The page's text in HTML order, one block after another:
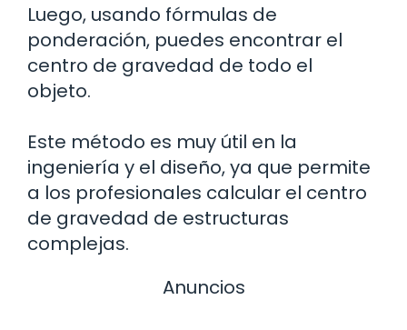
Luego, usando fórmulas de
ponderación, puedes encontrar el
centro de gravedad de todo el
objeto.
Este método es muy útil en la
ingeniería y el diseño, ya que permite
a los profesionales calcular el centro
de gravedad de estructuras
complejas.
Anuncios